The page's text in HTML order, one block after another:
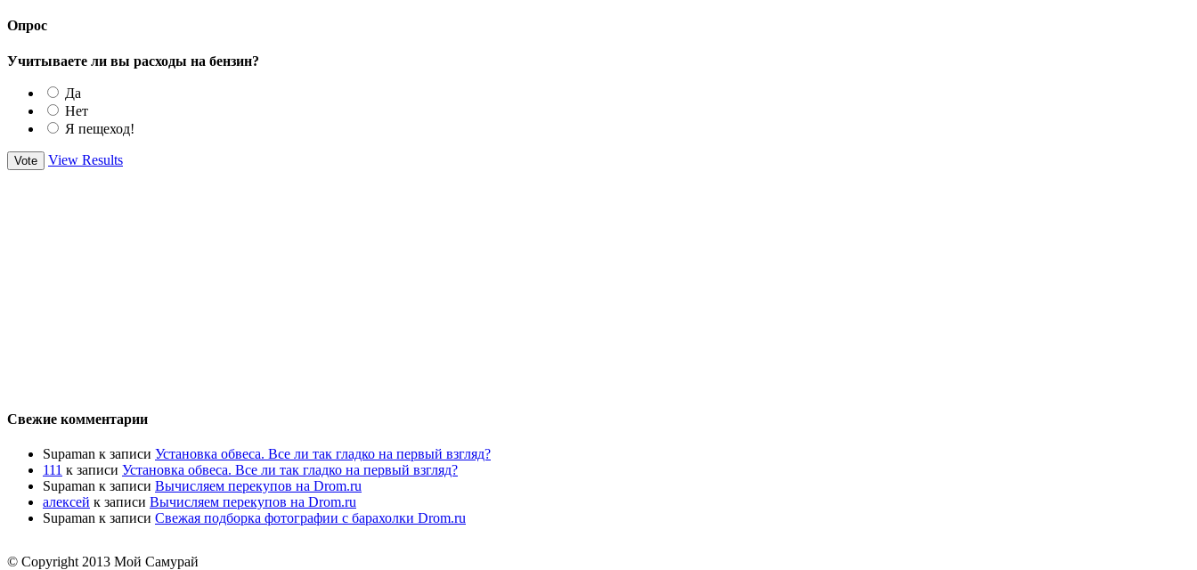
Опрос
Учитываете ли вы расходы на бензин?
Да
Нет
Я пещеход!
View Results
Свежие комментарии
Supaman к записи Установка обвеса. Все ли так гладко на первый взгляд?
111 к записи Установка обвеса. Все ли так гладко на первый взгляд?
Supaman к записи Вычисляем перекупов на Drom.ru
алексей к записи Вычисляем перекупов на Drom.ru
Supaman к записи Свежая подборка фотографии с барахолки Drom.ru
© Copyright 2013 Мой Самурай